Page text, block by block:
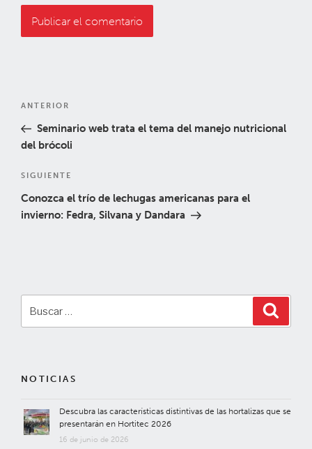
Navegación
entradas
Entrada
anterior:
ANTERIOR
Seminario web trata el tema del manejo nutricional
del brócoli
Siguiente
entrada
SIGUIENTE
Conozca el trío de lechugas americanas para el
invierno: Fedra, Silvana y Dandara
NOTICIAS
Descubra las características distintivas de las hortalizas que se
presentarán en Hortitec 2026
16 de junio de 2026